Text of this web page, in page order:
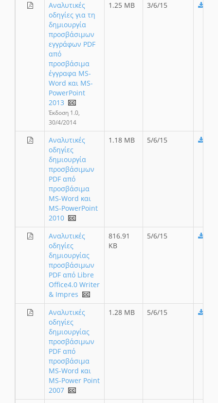
Αναλυτικές
οδηγίες για τη
δημιουργία
προσβάσιμων
εγγράφων PDF
από
προσβάσιμα
έγγραφα MS-
Word και MS-
PowerPoint
2013
Έκδοση 1.0,
30/4/2014
1.25 MB 3/6/15
Αναλυτικές
οδηγίες
δημιουργία
προσβάσιμων
PDF από
προσβάσιμα
MS-Word και
MS-PowerPoint
2010
1.18 MB 5/6/15
Αναλυτικές
οδηγίες
δημιουργίας
προσβάσιμων
PDF από Libre
Office4.0 Writer
& Impres
816.91
KB
5/6/15
Αναλυτικές
οδηγίες
δημιουργίας
προσβάσιμων
PDF από
προσβάσιμα
MS-Word και
MS-Power Point
2007
1.28 MB 5/6/15